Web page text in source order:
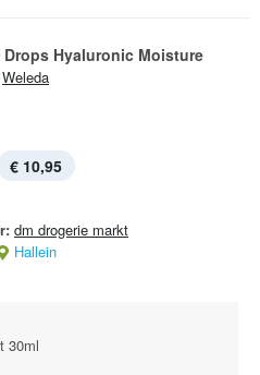
Drops Hyaluronic Moisture
Weleda
€ 10,95
dm drogerie markt
Hallein
30ml